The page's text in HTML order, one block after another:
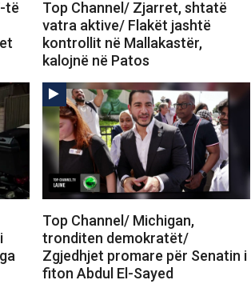
të
Top Channel/ Zjarret, shtatë
vatra aktive/ Flakët jashtë
kontrollit në Mallakastër,
kalojnë në Patos
Top Channel/ Michigan,
tronditen demokratët/
Zgjedhjet promare për Senatin i
fiton Abdul El-Sayed